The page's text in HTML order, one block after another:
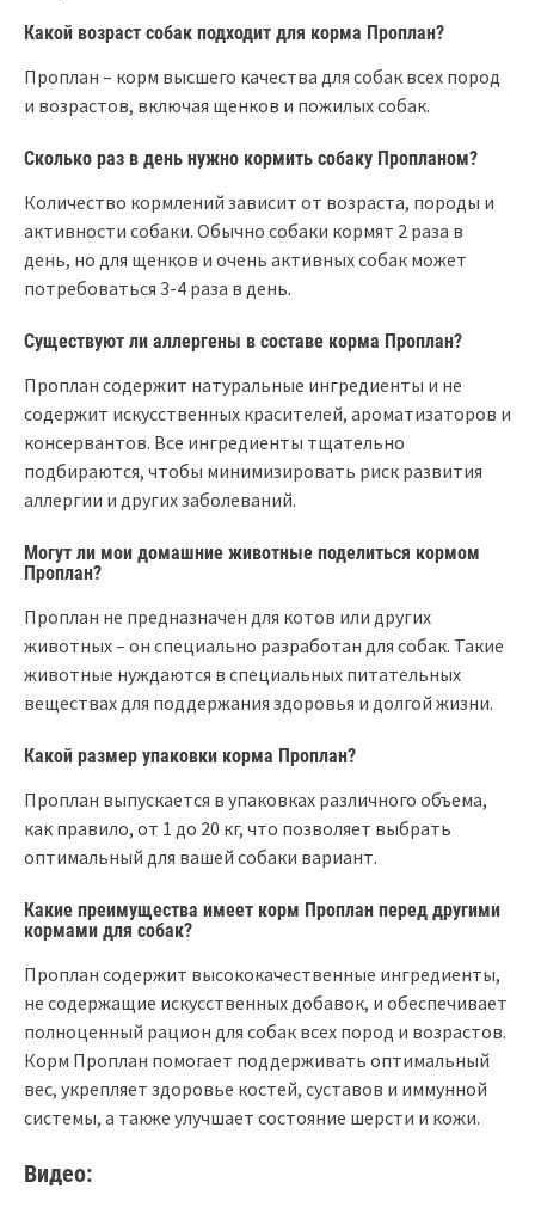
Какой возраст собак подходит для корма Проплан?
Проплан – корм высшего качества для собак всех пород
и возрастов, включая щенков и пожилых собак.
Сколько раз в день нужно кормить собаку Пропланом?
Количество кормлений зависит от возраста, породы и
активности собаки. Обычно собаки кормят 2 раза в
день, но для щенков и очень активных собак может
потребоваться 3-4 раза в день.
Существуют ли аллергены в составе корма Проплан?
Проплан содержит натуральные ингредиенты и не
содержит искусственных красителей, ароматизаторов и
консервантов. Все ингредиенты тщательно
подбираются, чтобы минимизировать риск развития
аллергии и других заболеваний.
Могут ли мои домашние животные поделиться кормом
Проплан?
Проплан не предназначен для котов или других
животных – он специально разработан для собак. Такие
животные нуждаются в специальных питательных
веществах для поддержания здоровья и долгой жизни.
Какой размер упаковки корма Проплан?
Проплан выпускается в упаковках различного объема,
как правило, от 1 до 20 кг, что позволяет выбрать
оптимальный для вашей собаки вариант.
Какие преимущества имеет корм Проплан перед другими
кормами для собак?
Проплан содержит высококачественные ингредиенты,
не содержащие искусственных добавок, и обеспечивает
полноценный рацион для собак всех пород и возрастов.
Корм Проплан помогает поддерживать оптимальный
вес, укрепляет здоровье костей, суставов и иммунной
системы, а также улучшает состояние шерсти и кожи.
Видео: